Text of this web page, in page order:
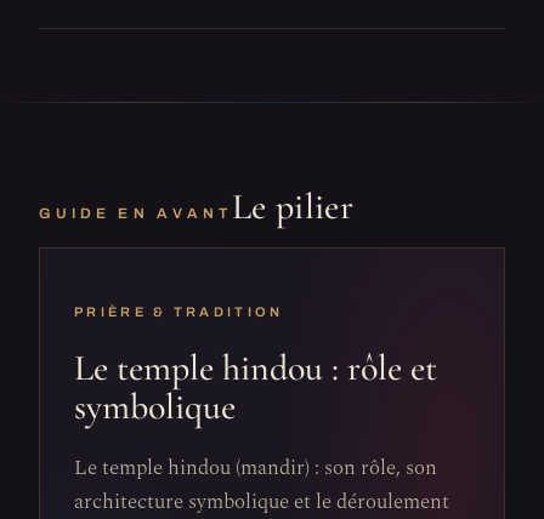
GUIDE EN AVANT Le pilier
PRIÈRE & TRADITION
Le temple hindou : rôle et
symbolique
Le temple hindou (mandir) : son rôle, son
architecture symbolique et le déroulement